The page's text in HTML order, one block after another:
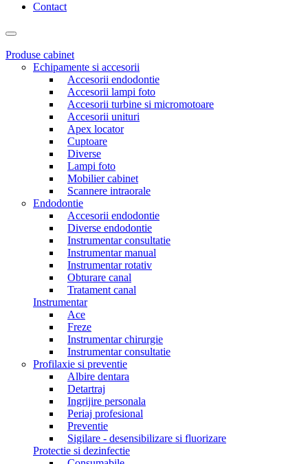
Contact
Produse cabinet
Echipamente si accesorii
Accesorii endodontie
Accesorii lampi foto
Accesorii turbine si micromotoare
Accesorii unituri
Apex locator
Cuptoare
Diverse
Lampi foto
Mobilier cabinet
Scannere intraorale
Endodontie
Accesorii endodontie
Diverse endodontie
Instrumentar consultatie
Instrumentar manual
Instrumentar rotativ
Obturare canal
Tratament canal
Instrumentar
Ace
Freze
Instrumentar chirurgie
Instrumentar consultatie
Profilaxie si preventie
Albire dentara
Detartraj
Ingrijire personala
Periaj profesional
Preventie
Sigilare - desensibilizare si fluorizare
Protectie si dezinfectie